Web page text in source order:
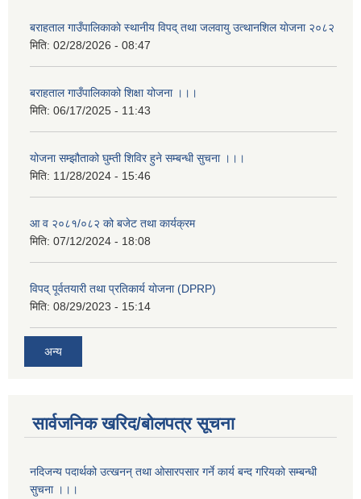
बराहताल गाउँपालिकाकाे स्थानीय विपद् तथा जलवायु उत्थानशिल याेजना २०८२
मिति: 02/28/2026 - 08:47
बराहताल गाउँपालिकाको शिक्षा योजना ।।।
मिति: 06/17/2025 - 11:43
योजना सम्झौताको घुम्ती शिविर हुने सम्बन्धी सुचना ।।।
मिति: 11/28/2024 - 15:46
आ व २०८१/०८२ को बजेट तथा कार्यक्रम
मिति: 07/12/2024 - 18:08
विपद् पूर्वतयारी तथा प्रतिकार्य योजना (DPRP)
मिति: 08/29/2023 - 15:14
अन्य
सार्वजनिक खरिद/बोलपत्र सूचना
नदिजन्य पदार्थको उत्खनन् तथा ओसारपसार गर्ने कार्य बन्द गरियको सम्बन्धी
सुचना ।।।